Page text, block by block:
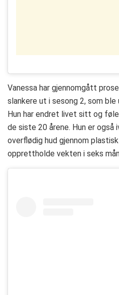
Vanessa har gjennomgått
slankere ut i sesong 2, som
Hun har endret livet sitt og
de siste 20 årene. Hun er
overflødig hud gjennom plastisk
opprettholde vekten i seks